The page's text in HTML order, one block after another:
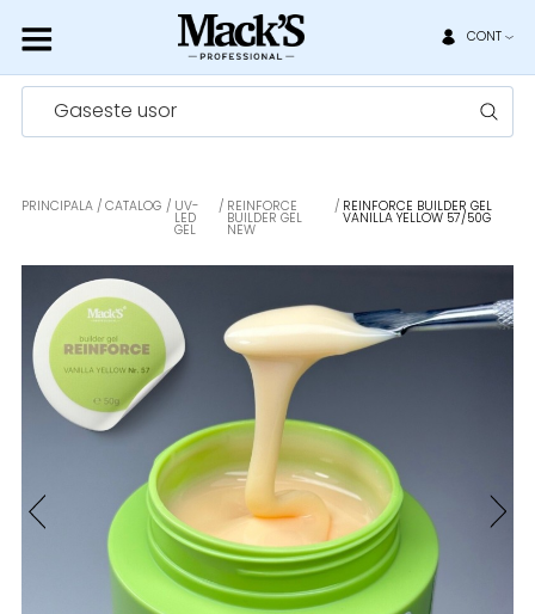
CONT
Gaseste usor
PRINCIPALA CATALOG UV-
LED
GEL
REINFORCE
BUILDER GEL
NEW
REINFORCE BUILDER GEL
VANILLA YELLOW 57/50G